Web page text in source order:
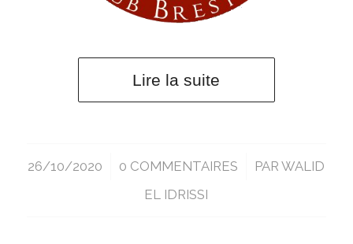
Lire la suite
26/10/2020
/ 0 COMMENTAIRES
/ PARWALID
EL IDRISSI